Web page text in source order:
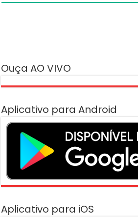
Ouça AO VIVO
Aplicativo para Android
Aplicativo para iOS